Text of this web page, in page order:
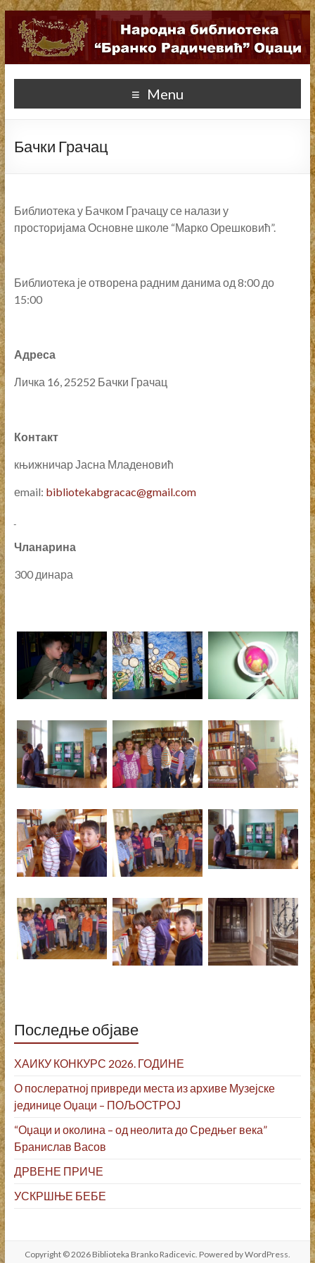
Menu
Бачки Грачац
Библиотека у Бачком Грачацу се налази у
просторијама Основне школе “Марко Орешковић”.
Библиотека је отворена радним данима од 8:00 до
15:00
Адреса
Личка 16, 25252 Бачки Грачац
Контакт
књижничар Јасна Младеновић
еmail: bibliotekabgracac@gmail.com
Чланарина
300 динара
Последње објаве
ХАИКУ КОНКУРС 2026. ГОДИНЕ
О послератној привреди места из архиве Музејске
јединице Оџаци – ПОЉОСТРОЈ
“Оџаци и околина – од неолита до Средњег века”
Бранислав Васов
ДРВЕНЕ ПРИЧЕ
УСКРШЊЕ БЕБЕ
Copyright © 2026 Biblioteka Branko Radicevic. Powered byWordPress.